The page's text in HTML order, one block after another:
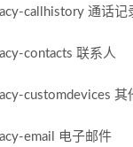
callhistory 通话记
contacts 联系人
customdevices 其
email 电子邮件